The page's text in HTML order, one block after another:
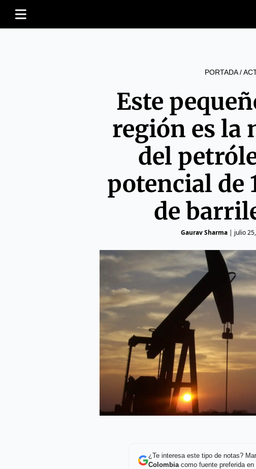
PORTADA/
Este
región es la
del
potencial de
de
Gaurav Sharma | julio
¿Te interesa este tipo de notas?
Colombiacomo fuente preferida en